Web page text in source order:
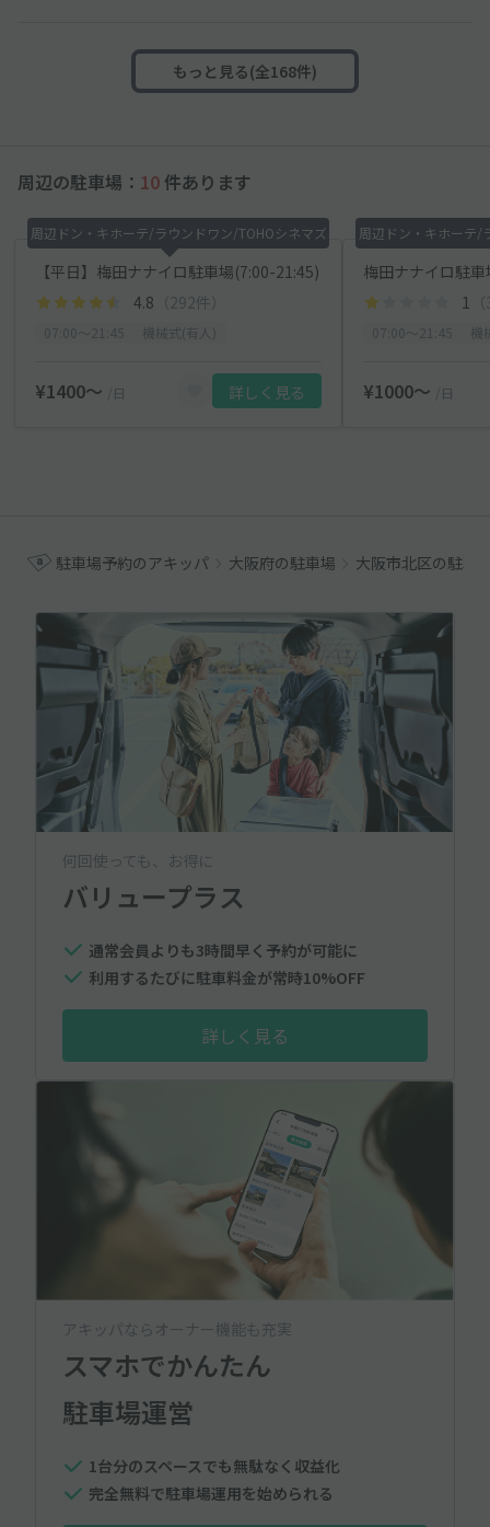
もっと見る(全168件)
周辺の駐車場： 10 件あります
周辺ドン・キホーテ/ラウンドワン/TOHOシネマズ
【平日】梅田ナナイロ駐車場(7:00-21:45)
4.8 （292件）
¥1400〜 /日 詳しく見る
周辺ドン・キホーテ/
1
¥1000〜 /日
駐車場予約のアキッパ 大阪府の駐車場 大阪市北区の駐車
何回使っても、お得に
バリュープラス
通常会員よりも3時間早く予約が可能に
利用するたびに駐車料金が常時10%OFF
詳しく見る
アキッパならオーナー機能も充実
スマホでかんたん
駐車場運営
1台分のスペースでも無駄なく収益化
完全無料で駐車場運用を始められる